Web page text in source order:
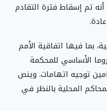
أنه تم إسقاط فترة التقادم
بما فيها اتفاقية الأمم
الأساسي للمحكمة
توجيه اتهامات. وينص
المحلية بالنظر في